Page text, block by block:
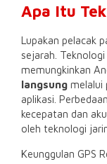
Apa Itu
Lupakan pelacak
sejarah.
memungkinkan
langsung melalui
aplikasi.
kecepatan dan
oleh teknologi
Keunggulan GPS